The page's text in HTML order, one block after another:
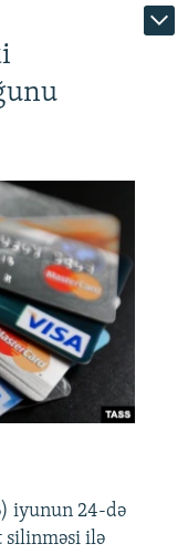
iyunun 24-də
silinməsi ilə